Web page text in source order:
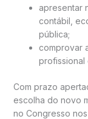
apresentar
contábil,
pública;
comprovar
profissional
Com prazo
escolha do novo
no Congresso